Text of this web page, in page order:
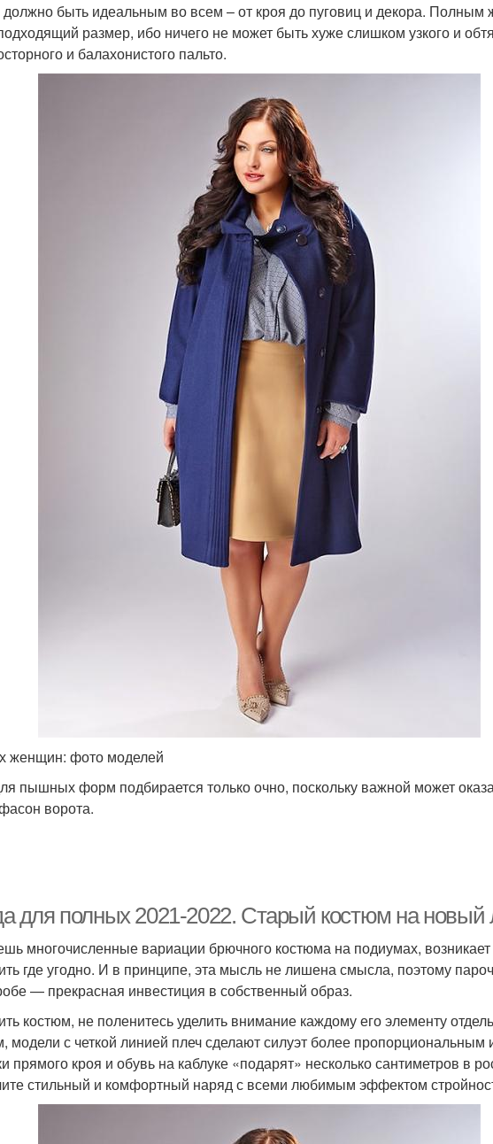
должно быть идеальным во всем – от кроя до пуговиц и декора.
размер, ибо ничего не может быть хуже слишком узкого и
и балахонистого пальто.
женщин: фото моделей
пышных форм подбирается только очно, поскольку важной может
ворота.
для полных 2021-2022. Старый костюм на новый
многочисленные вариации брючного костюма на подиумах,
где угодно. И в принципе, эта мысль не лишена смысла, поэтому
— прекрасная инвестиция в собственный образ.
костюм, не поленитесь уделить внимание каждому его элементу
модели с четкой линией плеч сделают силуэт более пропорциональным
кроя и обувь на каблуке «подарят» несколько сантиметров в
стильный и комфортный наряд с всеми любимым эффектом